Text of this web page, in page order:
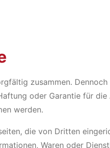
zusammen.
oder Garantie für
werden.
die von Dritten
Waren oder